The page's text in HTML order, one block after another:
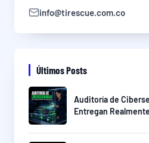
info@tirescue.com.co
Últimos Posts
Auditoría de
Entregan